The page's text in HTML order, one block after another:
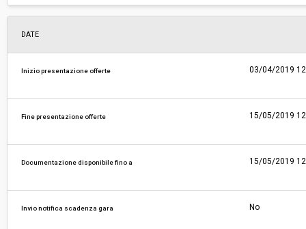
DATE
Inizio presentazione offerte 03/04/2019
Fine presentazione offerte 15/05/2019
Documentazione disponibile fino a 15/05/2019
Invio notifica scadenza gara No